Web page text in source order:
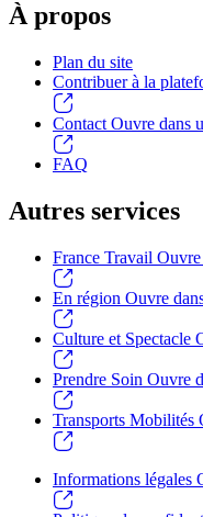
À propos
Plan du site
Contribuer à la
Contact Ouvre dans
FAQ
Autres services
France Travail
En région Ouvre
Culture et Spectacle
Prendre Soin Ouvre
Transports Mobilités
Informations légales